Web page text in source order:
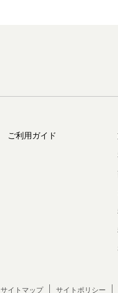
ご利用ガイド
サイトマップ サイトポリシー